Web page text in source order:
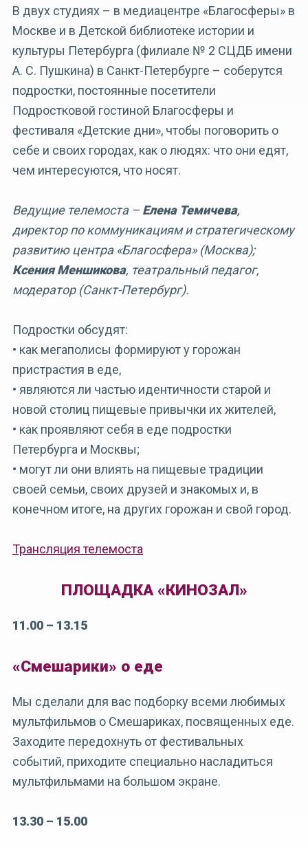
В двух студиях – в медиацентре «Благосферы» в
Москве и в Детской библиотеке истории и
культуры Петербурга (филиале № 2 СЦДБ имени
А. С. Пушкина) в Санкт-Петербурге – соберутся
подростки, постоянные посетители
Подростковой гостиной Благосферы и
фестиваля «Детские дни», чтобы поговорить о
себе и своих городах, как о людях: что они едят,
чем интересуются, что носят.
Ведущие телемоста – Елена Темичева,
директор по коммуникациям и стратегическому
развитию центра «Благосфера» (Москва);
Ксения Меншикова, театральный педагог,
модератор (Санкт-Петербург).
Подростки обсудят:
• как мегаполисы формируют у горожан
пристрастия в еде,
• являются ли частью идентичности старой и
новой столиц пищевые привычки их жителей,
• как проявляют себя в еде подростки
Петербурга и Москвы;
• могут ли они влиять на пищевые традиции
своей семьи, своих друзей и знакомых и, в
конечном итоге, на других горожан и свой город.
Трансляция телемоста
ПЛОЩАДКА «КИНОЗАЛ»
11.00 – 13.15
«Смешарики» о еде
Мы сделали для вас подборку всеми любимых
мультфильмов о Смешариках, посвященных еде.
Заходите передохнуть от фестивальных
событий, приходите специально насладиться
мультфильмами на большом экране.
13.30 – 15.00